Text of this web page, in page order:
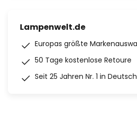
Lampenwelt.de
Europas größte
50 Tage kostenlose Retoure
Seit 25 Jahren Nr. 1 in